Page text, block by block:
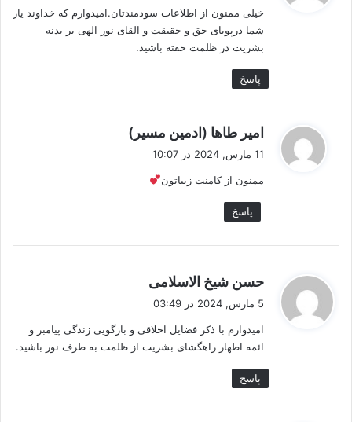
:
خیلی ممنون از اطلاعات سودمندتان.امیدوارم که خداوند یار
شما درپویای حق و حقیقت و القای نور الهی بر بدنه
بشریت در ظلمت خفته باشید.
پاسخ
امیر طاها (ادمین مسیر)
11 مارس, 2024 در 10:07
ممنون از کامنت زیباتون
پاسخ
حسن شیخ الاسلامی
:
5 مارس, 2024 در 03:49
امیدوارم با ذکر فضایل اخلاقی و بازگویی زندگی پیامبر و
ائمه اطهار راهگشای بشریت از ظلمت به طرف نور باشید.
پاسخ